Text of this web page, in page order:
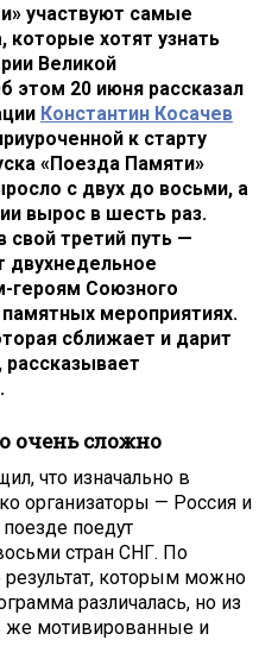
участвуют самые
которые хотят узнать
Великой
этом 20 июня рассказал
Константин Косачев
к старту
«Поезда Памяти»
с двух до восьми, а
вырос в шесть раз.
свой третий путь —
двухнедельное
героям Союзного
мероприятиях.
сближает и дарит
очень сложно
что изначально в
организаторы — Россия и
поедут
стран СНГ. По
которым можно
различалась, но из
же мотивированные и